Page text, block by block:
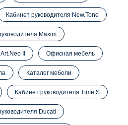
Кабинет руководителя New.Tone
Maxim
II Офисная мебель
Каталог мебели
Кабинет руководителя Time.S
Ducati